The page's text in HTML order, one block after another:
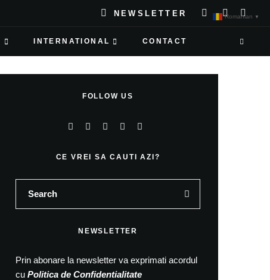
NEWSLETTER
INTERNATIONAL CONTACT
FOLLOW US
CE VREI SA CAUTI AZI?
NEWSLETTER
Prin abonare la newsletter va exprimati acordul
cu Politica de Confidentialitate
Romanian ▼